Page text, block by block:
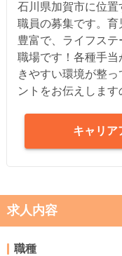
石川県加賀市に位
職員の募集です。
豊富で、ライフス
職場です！各種手
きやすい環境が整
ントをお伝えします
キャリア
求人内容
職種